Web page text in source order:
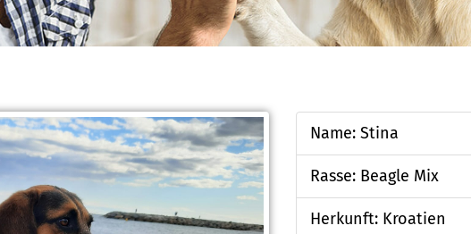
Name: Stina
Rasse: Beagle Mix
Herkunft: Kroatien